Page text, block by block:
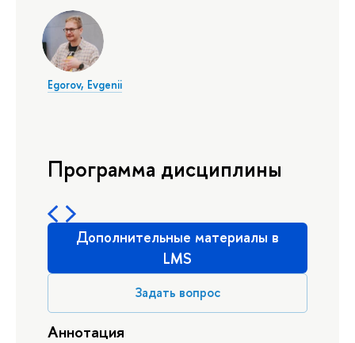
Egorov, Evgenii
Программа дисциплины
Дополнительные материалы в
LMS
Задать вопрос
Аннотация